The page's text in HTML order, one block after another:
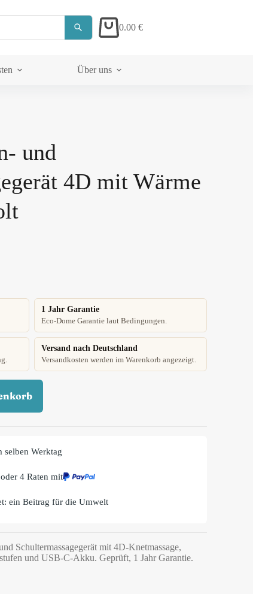
0.00 €
Über uns
und
4D mit Wärme
1 Jahr Garantie
Eco-Dome Garantie laut Bedingungen.
Versand nach Deutschland
Versandkosten werden im Warenkorb angezeigt.
selben Werktag
4 Raten mit
ein Beitrag für die Umwelt
Schultermassagegerät mit 4D-Knetmassage,
und USB-C-Akku. Geprüft, 1 Jahr Garantie.